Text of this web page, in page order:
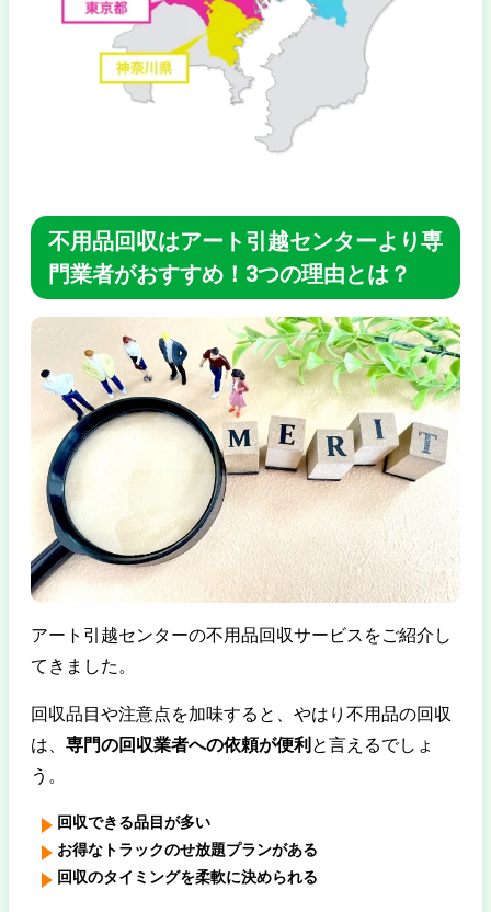
不用品回収はアート引越センターより専
門業者がおすすめ！3つの理由とは？
アート引越センターの不用品回収サービスをご紹介し
てきました。
回収品目や注意点を加味すると、やはり不用品の回収
は、 専門の回収業者への依頼が便利 と言えるでしょ
う。
回収できる品目が多い
お得なトラックのせ放題プランがある
回収のタイミングを柔軟に決められる